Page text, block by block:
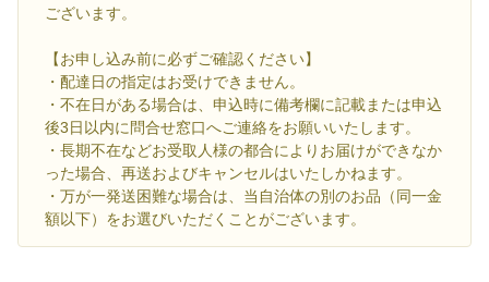
ございます。
【お申し込み前に必ずご確認ください】
・配達日の指定はお受けできません。
・不在日がある場合は、申込時に備考欄に記載または申込
後3日以内に問合せ窓口へご連絡をお願いいたします。
・長期不在などお受取人様の都合によりお届けができなか
った場合、再送およびキャンセルはいたしかねます。
・万が一発送困難な場合は、当自治体の別のお品（同一金
額以下）をお選びいただくことがございます。